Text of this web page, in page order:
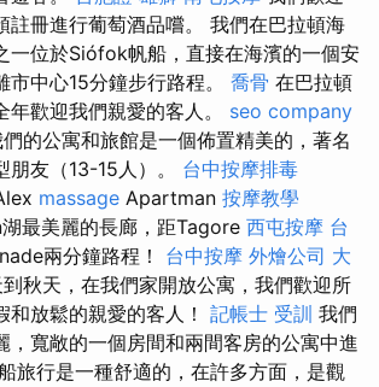
註冊進行葡萄酒品嚐。 我們在巴拉頓海
一位於Siófok帆船，直接在海濱的一個安
市中心15分鐘步行路程。 喬骨 在巴拉頓
年歡迎我們親愛的客人。 seo company
的公寓和旅館是一個佈置精美的，著名
朋友（13-15人）。 台中按摩排毒
massage Apartman 按摩教學
最美麗的長廊，距Tagore 西屯按摩 台
兩分鐘路程！ 台中按摩 外燴公司 大
秋天，在我們家開放公寓，我們歡迎所
和放鬆的親愛的客人！ 記帳士 受訓 我們
，寬敞的一個房間和兩間客房的公寓中進
旅行是一種舒適的，在許多方面，是觀